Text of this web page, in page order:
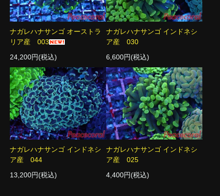
ナガレハナサンゴ オーストラ
リア産 003
24,200円(税込)
ナガレハナサンゴ インドネシ
ア産 030
6,600円(税込)
ナガレハナサンゴ インドネシ
ア産 044
13,200円(税込)
ナガレハナサンゴ インドネシ
ア産 025
4,400円(税込)